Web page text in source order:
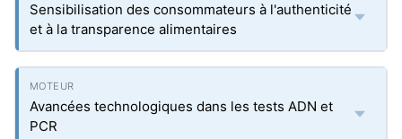
Sensibilisation des consommateurs à l'authenticité
et à la transparence alimentaires
Avancées technologiques dans les tests ADN et
PCR